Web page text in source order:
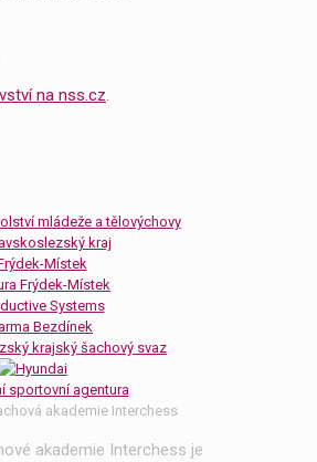
na nss.cz.
akademie Interchess je